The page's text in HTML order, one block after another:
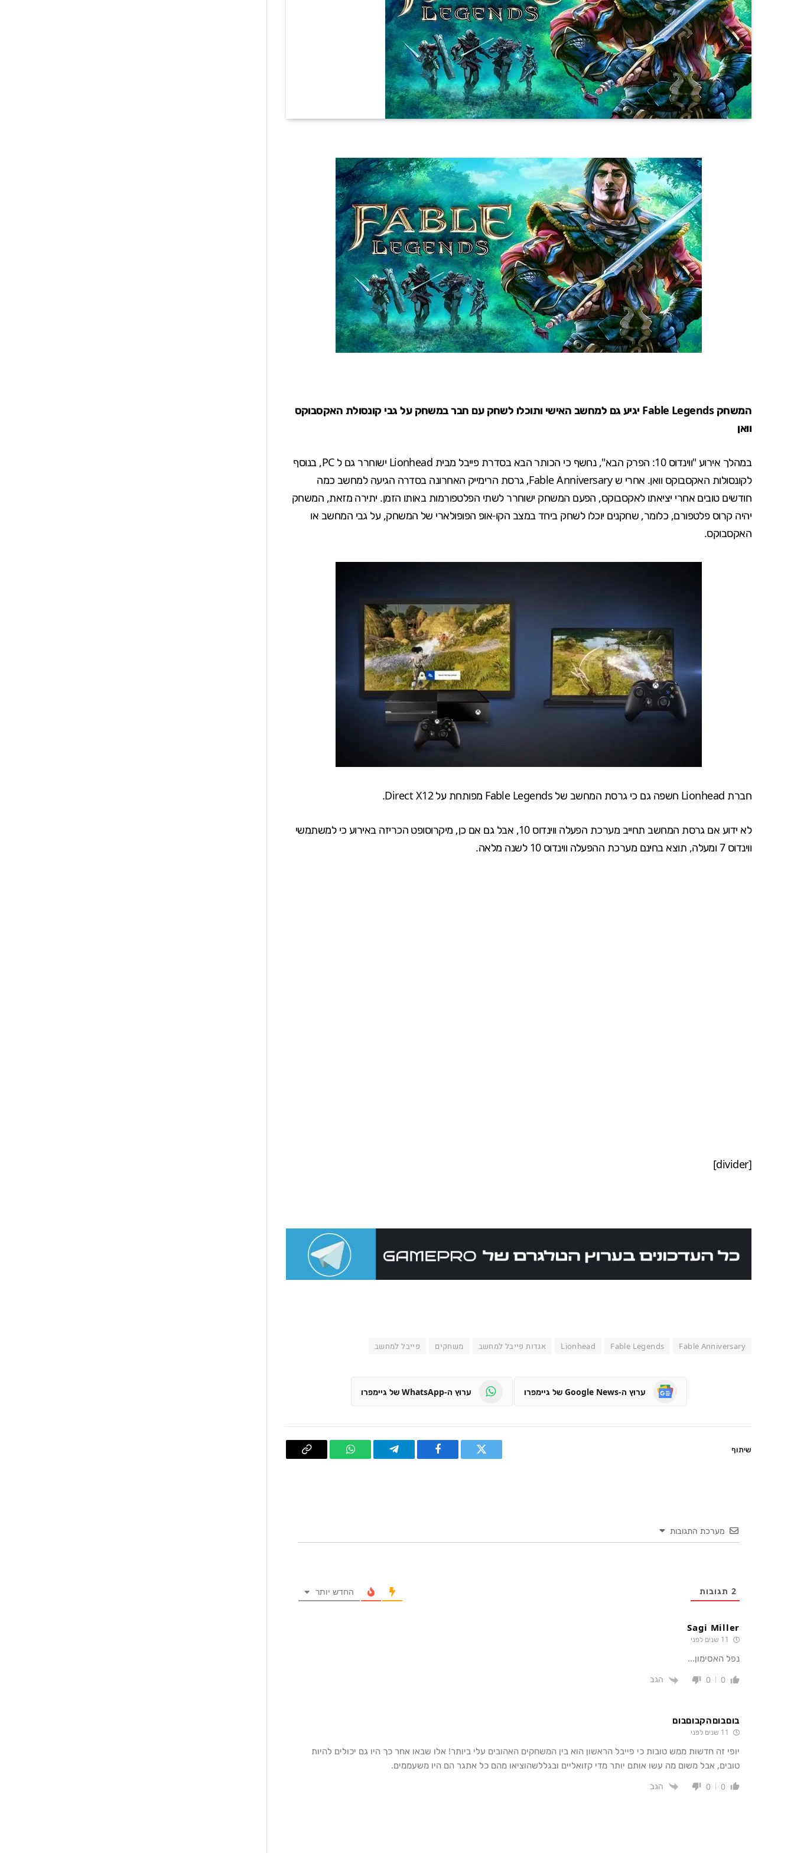
המשחק Fable Legends יגיע גם למחשב האישי ותוכלו לשחק עם חבר במשחק על גבי קונסולת האקסבוקס
וואן
במהלך אירוע "ווינדוס 10: הפרק הבא
", נחשף כי הכותר הבא בסדרת פייבל מבית Lionhead ישוחרר גם ל PC, בנוסף
לקונסולות האקסבוקס וואן. אחרי שFable Anniversary, גרסת הרימייק האחרונה בסדרה הגיעה למחשב כמה
חודשים טובים אחרי יציאתו לאקסבוקס, הפעם המשחק ישוחרר לשתי הפלטפורמות באותו הזמן. יתירה מזאת, המשחק
יהיה קרוס פלטפורם, כלומר, שחקנים יוכלו לשחק ביחד במצב הקו-אופ הפופולארי של המשחק, על גבי המחשב או
האקסבוקס.
חברת Lionhead חשפה גם כי גרסת המחשב של Fable Legends מפותחת על Direct X12.
לא ידוע אם גרסת המחשב תחייב מערכת הפעלה ווינדוס 10, אבל גם אם כן, מיקרוסופט הכריזה באירוע כי למשתמשי
ווינדוס 7 ומעלה, תוצא בחינם מערכת ההפעלה ווינדוס 10 לשנה מלאה.
[divider]
Fable Anniversary
Fable Legends
Lionhead אגדות פייבל למחשב משחקים פייבל למחשב
ערוץ ה-Google News של גיימפרו ערוץ ה-WhatsApp של גיימפרו
שיתוף
טוויטר
פייסבוק Telegram
WhatsAppהעתק
מערכת התגובות
2 תגובות החדש יותר
Sagi Miller
נפל האסימון…
0
0 הגב
בוםבוםהקבוםבום
יופי זה חדשות ממש טובות כי פייבל הראשון הוא בין המשחקים האהובים עלי ביותר! אלו שבאו אחר כך היו גם יכולים להיות
טובים, אבל משום מה עשו אותם יותר מדי קזואליים ובגללשהוציאו מהם כל אתגר הם היו משעממים.
0
0 הגב